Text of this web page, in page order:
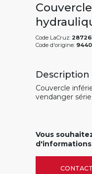
Code LaCruz:
Code d'origine:
Description
Couvercle
vendanger
Vous
CONTACT